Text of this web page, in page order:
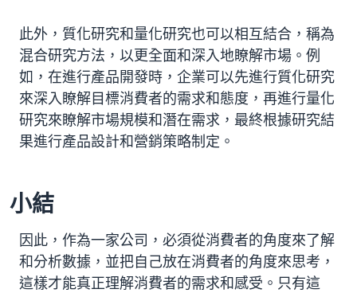
此外，質化研究和量化研究也可以相互結合，稱為
混合研究方法，以更全面和深入地瞭解市場。例
如，在進行產品開發時，企業可以先進行質化研究
來深入瞭解目標消費者的需求和態度，再進行量化
研究來瞭解市場規模和潛在需求，最終根據研究結
果進行產品設計和營銷策略制定。
小結
因此，作為一家公司，必須從消費者的角度來了解
和分析數據，並把自己放在消費者的角度來思考，
這樣才能真正理解消費者的需求和感受。只有這